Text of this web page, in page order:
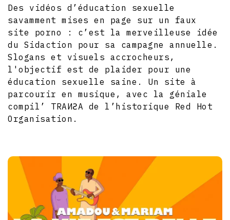
Des vidéos d’éducation sexuelle
savamment mises en page sur un faux
site porno : c’est la merveilleuse idée
du Sidaction pour sa campagne annuelle.
Slogans et visuels accrocheurs,
l'objectif est de plaider pour une
éducation sexuelle saine. Un site à
parcourir en musique, avec la géniale
compil’ TRAИƧA de l’historique Red Hot
Organisation.